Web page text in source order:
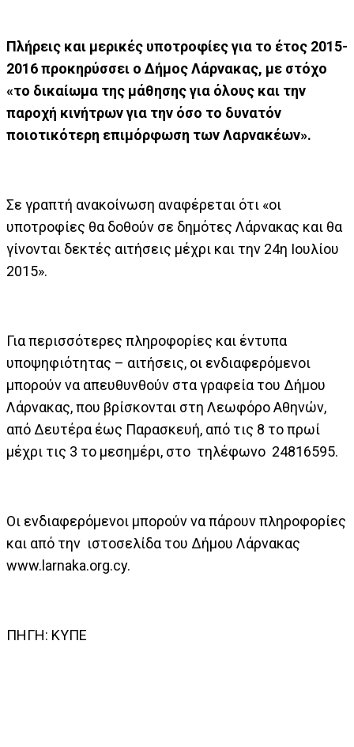
Πλήρεις και μερικές υποτροφίες για το έτος 2015-
2016 προκηρύσσει ο Δήμος Λάρνακας, με στόχο
«το δικαίωμα της μάθησης για όλους και την
παροχή κινήτρων για την όσο το δυνατόν
ποιοτικότερη επιμόρφωση των Λαρνακέων».
Σε γραπτή ανακοίνωση αναφέρεται ότι «οι
υποτροφίες θα δοθούν σε δημότες Λάρνακας και θα
γίνονται δεκτές αιτήσεις μέχρι και την 24η Ιουλίου
2015».
Για περισσότερες πληροφορίες και έντυπα
υποψηφιότητας – αιτήσεις, οι ενδιαφερόμενοι
μπορούν να απευθυνθούν στα γραφεία του Δήμου
Λάρνακας, που βρίσκονται στη Λεωφόρο Αθηνών,
από Δευτέρα έως Παρασκευή, από τις 8 το πρωί
μέχρι τις 3 το μεσημέρι, στο τηλέφωνο 24816595.
Οι ενδιαφερόμενοι μπορούν να πάρουν πληροφορίες
και από την ιστοσελίδα του Δήμου Λάρνακας
www.larnaka.org.cy.
ΠΗΓΗ: ΚΥΠΕ